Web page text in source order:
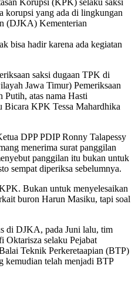
Korupsi (KPK) selaku saksi
korupsi yang ada di lingkungan
(DJKA) Kementerian
bisa hadir karena ada kegiatan
saksi dugaan TPK di
Jawa Timur) Pemeriksaan
atas nama Hasti
Bicara KPK Tessa Mahardhika
DPP PDIP Ronny Talapessy
menerima surat panggilan
panggilan itu bukan untuk
sempat diperiksa sebelumnya.
Bukan untuk menyelesaikan
buron Harun Masiku, tapi soal
di DJKA, pada Juni lalu, tim
Oktarisza selaku Pejabat
Teknik Perkeretaapian (BTP)
kemudian telah menjadi BTP